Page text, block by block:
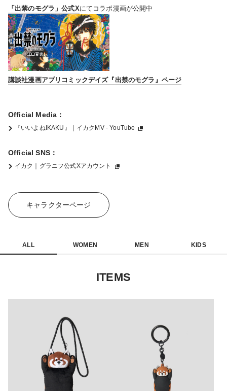
「出禁のモグラ」公式Xにて コラボ漫画が公開中
講談社漫画アプリコミックデイズ『出禁のモグラ』ページ
Official Media：
『いいよねIKAKU』｜イカクMV - YouTube
Official SNS：
イカク｜グラニフ公式Xアカウント
キャラクターページ
ALL WOMEN MEN KIDS
ITEMS